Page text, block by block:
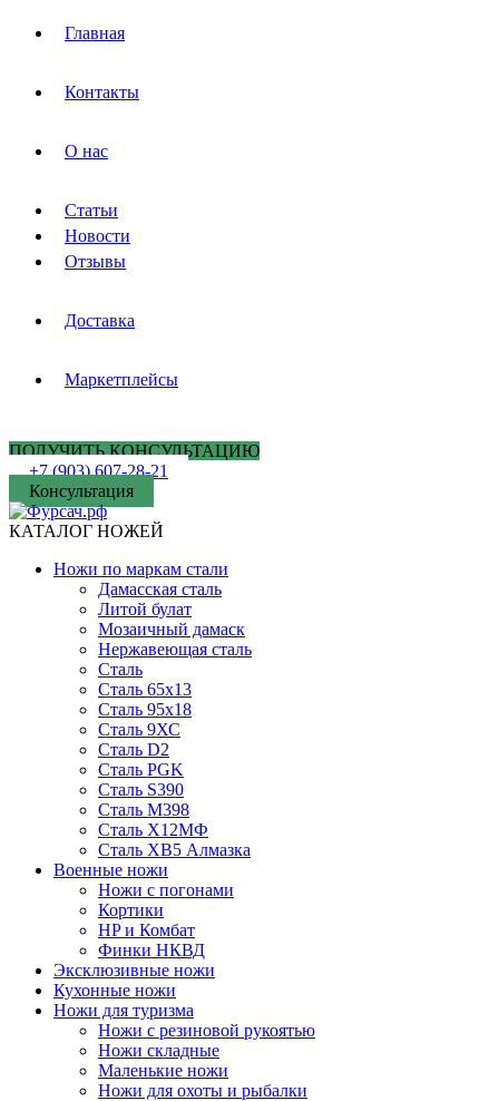
Главная
Контакты
О нас
Статьи
Новости
Отзывы
Доставка
Маркетплейсы
ПОЛУЧИТЬ КОНСУЛЬТАЦИЮ
+7 (903) 607-28-21
Консультация
КАТАЛОГ НОЖЕЙ
Ножи по маркам стали
Дамасская сталь
Литой булат
Мозаичный дамаск
Нержавеющая сталь
Сталь
Сталь 65х13
Сталь 95х18
Сталь 9ХС
Сталь D2
Сталь PGK
Сталь S390
Сталь M398
Сталь Х12МФ
Сталь ХВ5 Алмазка
Военные ножи
Ножи с погонами
Кортики
HP и Комбат
Финки НКВД
Эксклюзивные ножи
Кухонные ножи
Ножи для туризма
Ножи с резиновой рукоятью
Ножи складные
Маленькие ножи
Ножи для охоты и рыбалки